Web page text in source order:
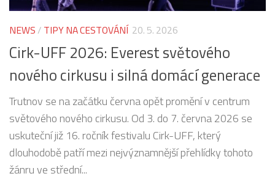
NEWS / TIPY NA CESTOVÁNÍ 20. 5. 2026
Cirk-UFF 2026: Everest světového
nového cirkusu i silná domácí generace
Trutnov se na začátku června opět promění v centrum
světového nového cirkusu. Od 3. do 7. června 2026 se
uskuteční již 16. ročník festivalu Cirk-UFF, který
dlouhodobě patří mezi nejvýznamnější přehlídky tohoto
žánru ve střední...